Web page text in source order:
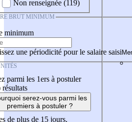
Non renseignée (119)
BRUT MINIMUM
minimum
une périodicité pour le salaire saisi
parmi les 1ers à postuler
résultats
serez-vous parmi les
premiers à postuler ?
de plus de 15 jours,